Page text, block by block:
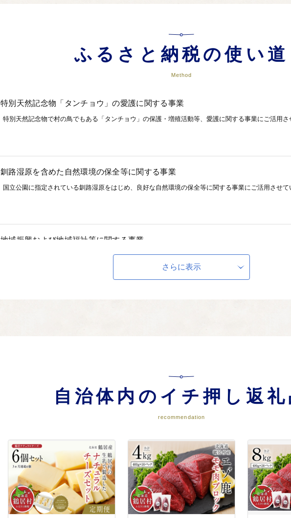
ふるさと納税の使い道
Method
特別天然記念物「タンチョウ」の愛護に関する事業
特別天然記念物で村の鳥でもある「タンチョウ」の保護・増殖活動等、愛護に関する事業にご活用
釧路湿原を含めた自然環境の保全等に関する事業
国立公園に指定されている釧路湿原をはじめ、良好な自然環境の保全等に関する事業にご活用させ
地域振興および地域福祉等に関する事業
各種イベントなど地域振興を図るための事業や、高齢者・障害福祉等に関する事業にご活用させて
子ども子育ておよび青少年の人材育成に関する事業
子どもたちの成長や青少年の人材育成、出産・医療のサポート事業にご活用させていただきます。
使途を指定しない（鶴居村におまかせ）
特にご指定がない場合は、本村が優先する事業にご使用させていただきます。
さらに表示
自治体内のイチ押し返
recommendation